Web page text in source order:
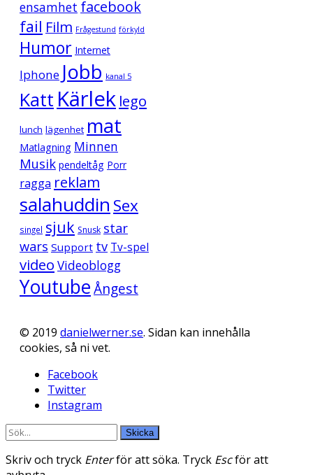
ensamhet facebook
fail Film Frågestund förkyld
Humor Internet
Iphone Jobb kanal 5
Katt Kärlek lego
lunch lägenhet mat
Matlagning Minnen
Musik pendeltåg Porr
ragga reklam
salahuddin Sex
singel sjuk Snusk star
wars Support tv Tv-spel
video Videoblogg
YoutubeÅngest
© 2019 danielwerner.se. Sidan kan innehålla
cookies, så ni vet.
Facebook
Twitter
Instagram
Skicka
Skriv och tryck Enterför att söka. Tryck Escför att